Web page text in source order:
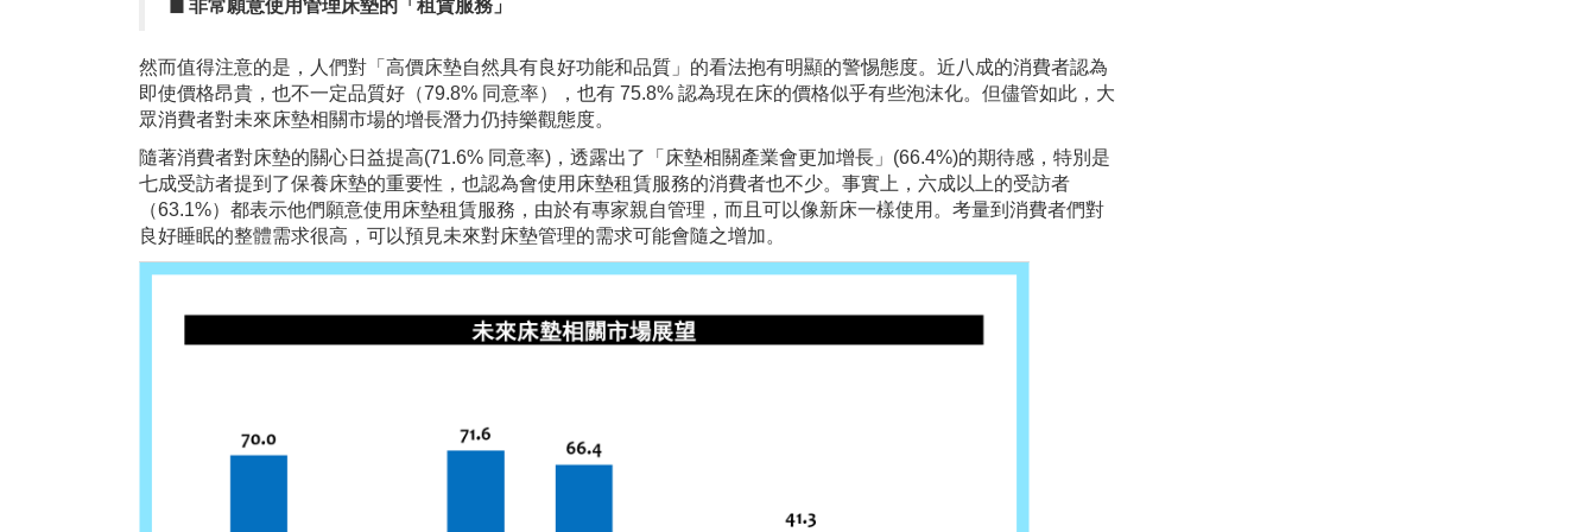
非常願意使用管理床墊的「租賃服務」
然而值得注意的是，人們對「高價床墊自然具有良好功能和品質」的看法抱有明顯的警惕態度。近八成的消費者認為
即使價格昂貴，也不一定品質好（79.8% 同意率），也有 75.8% 認為現在床的價格似乎有些泡沫化。但儘管如此，大
眾消費者對未來床墊相關市場的增長潛力仍持樂觀態度。
隨著消費者對床墊的關心日益提高(71.6% 同意率)，透露出了「床墊相關產業會更加增長」(66.4%)的期待感，特別是
七成受訪者提到了保養床墊的重要性，也認為會使用床墊租賃服務的消費者也不少。事實上，六成以上的受訪者
（63.1%）都表示他們願意使用床墊租賃服務，由於有專家親自管理，而且可以像新床一樣使用。考量到消費者們對
良好睡眠的整體需求很高，可以預見未來對床墊管理的需求可能會隨之增加。